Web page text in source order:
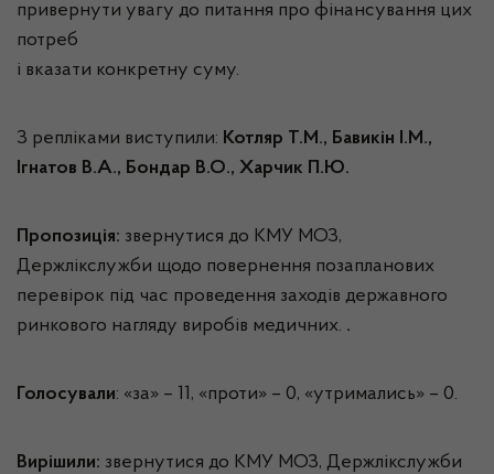
привернути увагу до питання про фінансування цих
потреб
і вказати конкретну суму.
З репліками виступили: Котляр Т.М., Бавикін І.М.,
Ігнатов В.А., Бондар В.О., Харчик П.Ю.
Пропозиція: звернутися до КМУ МОЗ,
Держлікслужби щодо повернення позапланових
перевірок під час проведення заходів державного
ринкового нагляду виробів медичних. .
Голосували: «за» – 11, «проти» – 0, «утримались» – 0.
Вирішили: звернутися до КМУ МОЗ, Держлікслужби